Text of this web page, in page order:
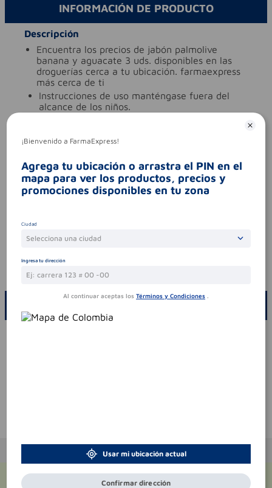
INFORMACIÓN DE PRODUCTO
Descripción
encuentra los precios de jabón palmolive
banana y aguacate 3 uds. disponibles en las
droguerías cerca a tu ubicación. farmaexpress
más cerca de ti
instrucciones de uso manténgase fuera del
alcance de los niños.
Características especiales
tipo de producto jabon en barra
Aviso legal
suspenda su uso si observa alguna reacción
desfavorable y consulte a su médico. uso
codigo invima nsoc14023-22co
¡Bienvenido a FarmaExpress!
Agrega tu ubicación o arrastra el PIN en el
mapa para ver los productos, precios y
promociones disponibles en tu zona
Ciudad
Selecciona una ciudad
Ingresa tu dirección
Al continuar aceptas los Términos y Condiciones .
Usar mi ubicación actual
Confirmar dirección